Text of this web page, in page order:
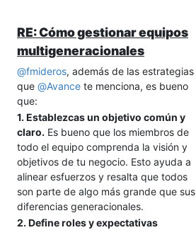
cada recorrido.
3. Establecer indicadores de
desempeño:Define métricas clave
como tiempo promedio de preparación,
empaquetado y entrega. Registrar
estos tiempos te permitirá medir
avances y ajustar en tiempo real.
3. Capacitar en técnicas de mejora
continua.Aunque seas una empresa
pequeña, entrena a tu equipo en
prácticas de mejora continua como, por
ejemplo, Kaizen. Pequeños ajustes en
cada proceso pueden reducir
RE: Cómo gestionar equipos
multigeneracionales
@fmideros, además de las estrategias
que @Avance te menciona, es bueno
que:
1. Establezcas un objetivo común y
claro. Es bueno que los miembros de
todo el equipo comprenda la visión y
objetivos de tu negocio. Esto ayuda a
alinear esfuerzos y resalta que todos
son parte de algo más grande que sus
diferencias generacionales.
2. Define roles y expectativas